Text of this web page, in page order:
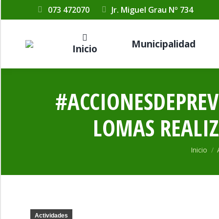
073 472070 Jr. Miguel Grau Nº 734
Inicio Municipalidad
LOMAS
Estás
Inicio
Actividades